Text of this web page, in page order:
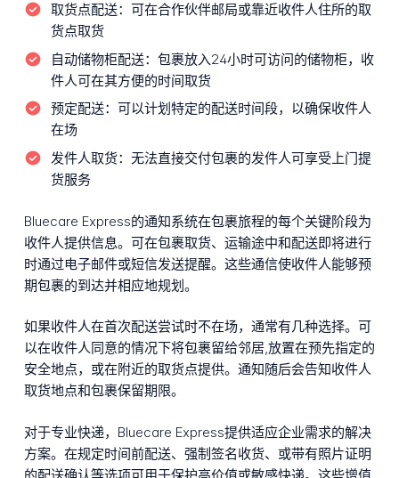
取货点配送： 可在合作伙伴邮局或靠近收件人住所的取
货点取货
自动储物柜配送： 包裹放入24小时可访问的储物柜，收
件人可在其方便的时间取货
预定配送： 可以计划特定的配送时间段，以确保收件人
在场
发件人取货： 无法直接交付包裹的发件人可享受上门提
货服务
Bluecare Express的通知系统在包裹旅程的每个关键阶段为
收件人提供信息。可在包裹取货、运输途中和配送即将进行
时通过电子邮件或短信发送提醒。这些通信使收件人能够预
期包裹的到达并相应地规划。
如果收件人在首次配送尝试时不在场，通常有几种选择。可
以在收件人同意的情况下将包裹留给邻居,放置在预先指定的
安全地点，或在附近的取货点提供。通知随后会告知收件人
取货地点和包裹保留期限。
对于专业快递，Bluecare Express提供适应企业需求的解决
方案。在规定时间前配送、强制签名收货、或带有照片证明